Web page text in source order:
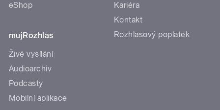
eShop
mujRozhlas
Živé vysílání
Audioarchiv
Podcasty
Mobilní aplikace
Kariéra
Kontakt
Rozhlasový poplatek